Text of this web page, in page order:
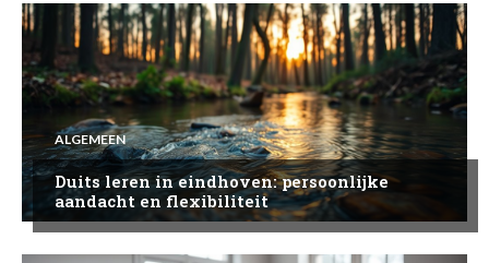
ALGEMEEN
Duits leren in eindhoven: persoonlijke
aandacht en flexibiliteit